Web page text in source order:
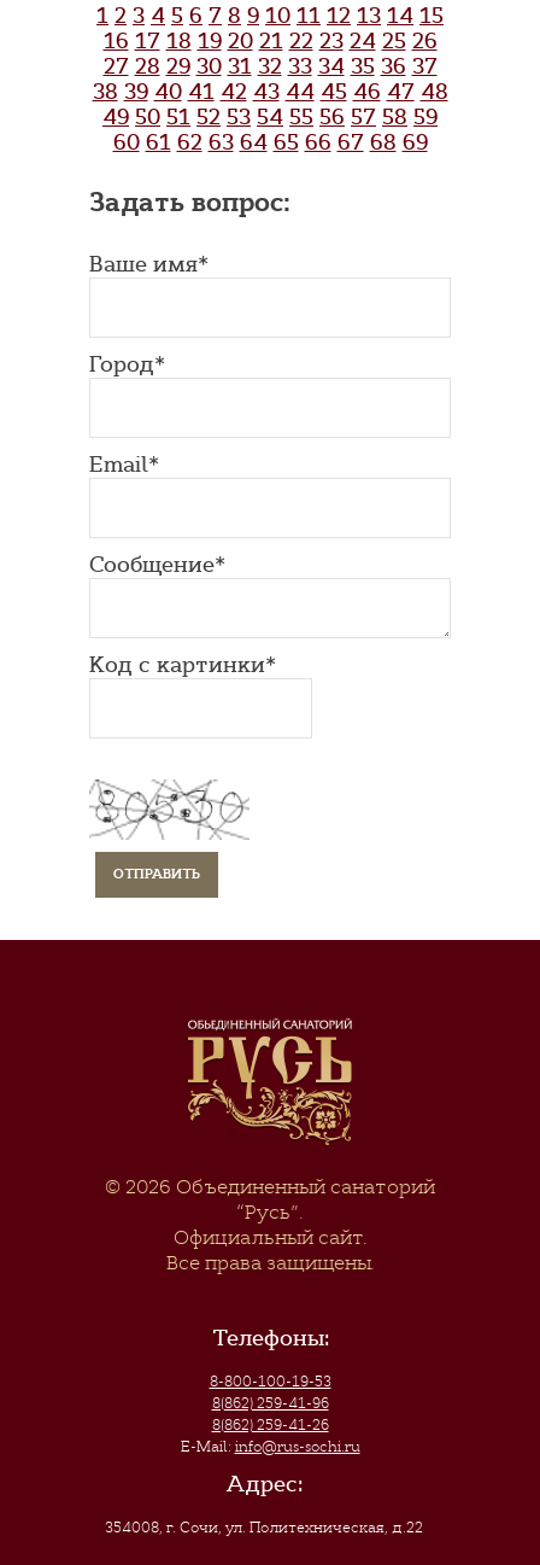
1 2 3 4 5 6 7 8 9 10 11 12 13 14 15
16 17 18 19 20 21 22 23 24 25 26
27 28 29 30 31 32 33 34 35 36 37
38 39 40 41 42 43 44 45 46 47 48
49 50 51 52 53 54 55 56 57 58 59
60 61 62 63 64 65 66 67 68 69
Задать вопрос:
Ваше имя*
Город*
Email*
Сообщение*
Код с картинки*
© 2026 Объединенный санаторий
“Русь”.
Официальный сайт.
Все права защищены.
Телефоны:
8-800-100-19-53
8(862) 259-41-96
8(862) 259-41-26
E-Mail: info@rus-sochi.ru
Адрес:
354008, г. Сочи,ул. Политехническая, д.22